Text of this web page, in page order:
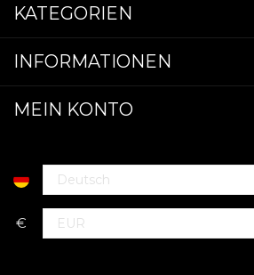
KATEGORIEN
INFORMATIONEN
MEIN KONTO
€